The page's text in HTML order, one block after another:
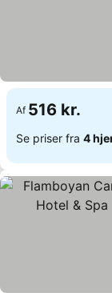
Af 516 kr.
Se priser fra 4